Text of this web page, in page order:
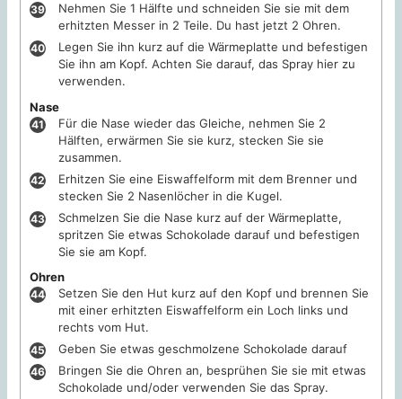
Nehmen Sie 1 Hälfte und schneiden Sie sie mit dem
erhitzten Messer in 2 Teile. Du hast jetzt 2 Ohren.
Legen Sie ihn kurz auf die Wärmeplatte und befestigen
Sie ihn am Kopf. Achten Sie darauf, das Spray hier zu
verwenden.
Nase
Für die Nase wieder das Gleiche, nehmen Sie 2
Hälften, erwärmen Sie sie kurz, stecken Sie sie
zusammen.
Erhitzen Sie eine Eiswaffelform mit dem Brenner und
stecken Sie 2 Nasenlöcher in die Kugel.
Schmelzen Sie die Nase kurz auf der Wärmeplatte,
spritzen Sie etwas Schokolade darauf und befestigen
Sie sie am Kopf.
Ohren
Setzen Sie den Hut kurz auf den Kopf und brennen Sie
mit einer erhitzten Eiswaffelform ein Loch links und
rechts vom Hut.
Geben Sie etwas geschmolzene Schokolade darauf
Bringen Sie die Ohren an, besprühen Sie sie mit etwas
Schokolade und/oder verwenden Sie das Spray.